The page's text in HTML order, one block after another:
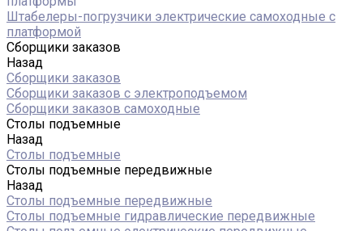
Штабелеры-погрузчики электрические самоходные с
платформой
Сборщики заказов
Назад
Сборщики заказов
Сборщики заказов с электроподъемом
Сборщики заказов самоходные
Столы подъемные
Назад
Столы подъемные
Столы подъемные передвижные
Назад
Столы подъемные передвижные
Столы подъемные гидравлические передвижные